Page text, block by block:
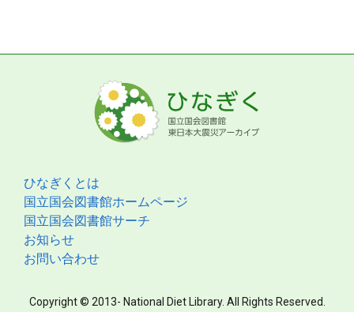
ひなぎくとは
国立国会図書館ホームページ
国立国会図書館サーチ
お知らせ
お問い合わせ
Copyright © 2013- National Diet Library. All Rights Reserved.